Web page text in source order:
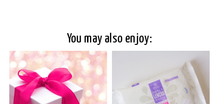
You may also enjoy: